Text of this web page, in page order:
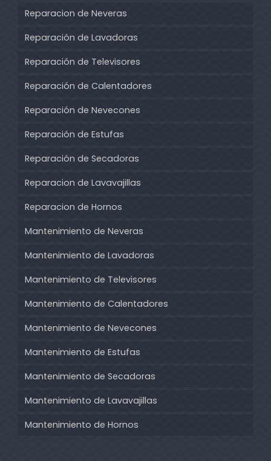
Reparacion de Neveras
Reparación de Lavadoras
Reparación de Televisores
Reparación de Calentadores
Reparación de Nevecones
Reparación de Estufas
Reparación de Secadoras
Reparacion de Lavavajillas
Reparacion de Hornos
Mantenimiento de Neveras
Mantenimiento de Lavadoras
Mantenimiento de Televisores
Mantenimiento de Calentadores
Mantenimiento de Nevecones
Mantenimiento de Estufas
Mantenimiento de Secadoras
Mantenimiento de Lavavajillas
Mantenimiento de Hornos